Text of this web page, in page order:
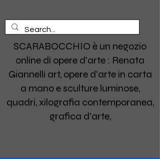
SCARABOCCHIO è un negozio
online di opere d'arte : Renata
Giannelli art, opere d'arte in carta
a mano e sculture luminose,
quadri, xilografia contemporanea,
grafica d'arte,